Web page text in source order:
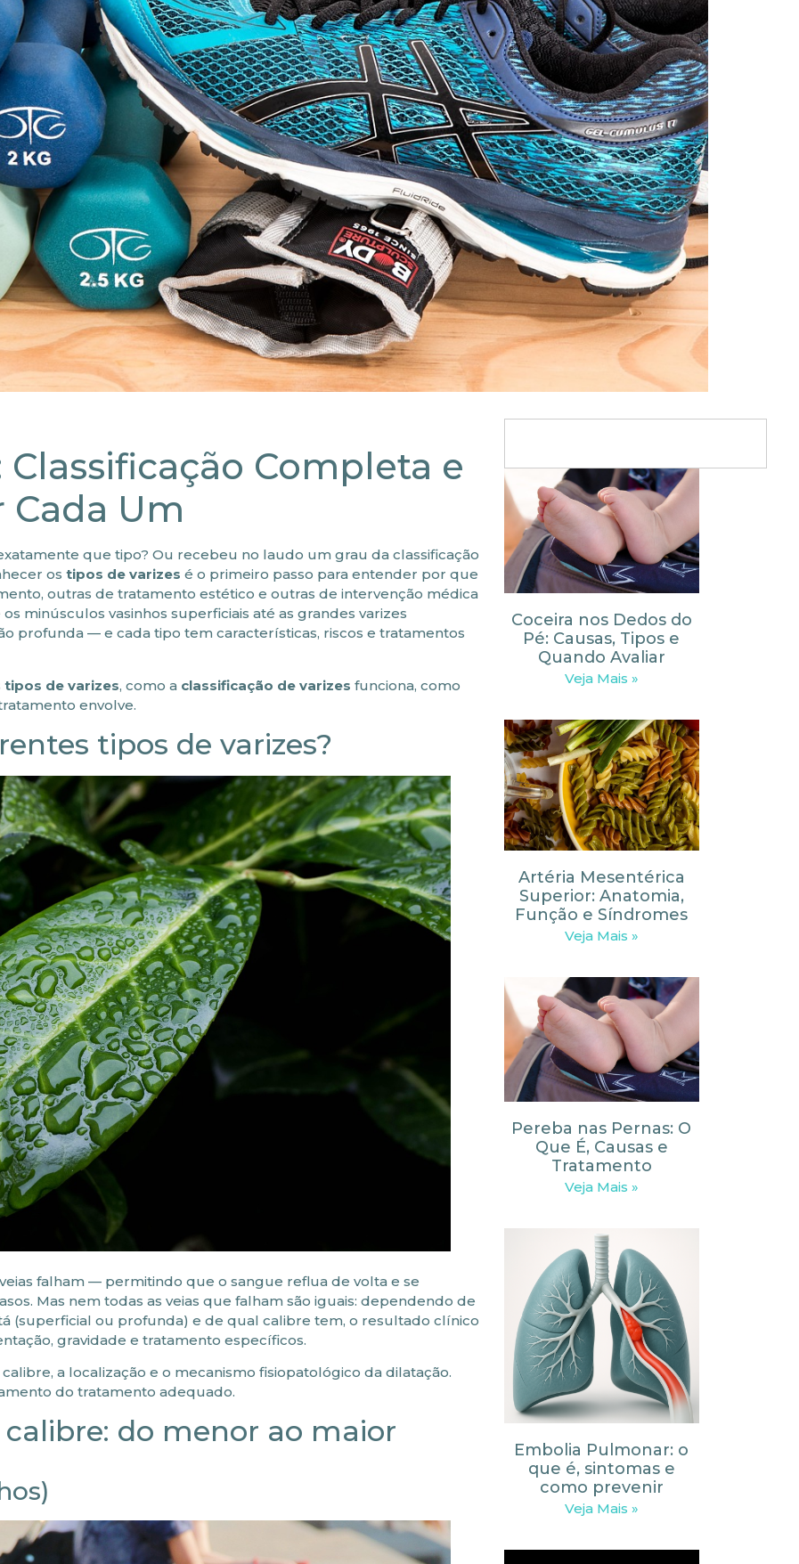
Classificação Completa e
Um
que tipo? Ou recebeu no laudo um grau da classificação
os tipos de varizes é o primeiro passo para entender por que
outras de tratamento estético e outras de intervenção médica
minúsculos vasinhos superficiais até as grandes varizes
profunda — e cada tipo tem características, riscos e tratamentos
tipos de varizes, como a classificação de varizes funciona, como
envolve.
tipos de varizes?
falham — permitindo que o sangue reflua de volta e se
Mas nem todas as veias que falham são iguais: dependendo de
(superficial ou profunda) e de qual calibre tem, o resultado clínico
gravidade e tratamento específicos.
a localização e o mecanismo fisiopatológico da dilatação.
do tratamento adequado.
calibre: do menor ao maior
Coceira nos Dedos do
Pé: Causas, Tipos e
Quando Avaliar
Veja Mais »
Artéria Mesentérica
Superior: Anatomia,
Função e Síndromes
Veja Mais »
Pereba nas Pernas: O
Que É, Causas e
Tratamento
Veja Mais »
Embolia Pulmonar: o
que é, sintomas e
como prevenir
Veja Mais »